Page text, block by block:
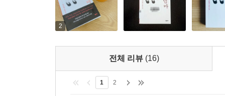
2
전체 리뷰 (16)
1 2